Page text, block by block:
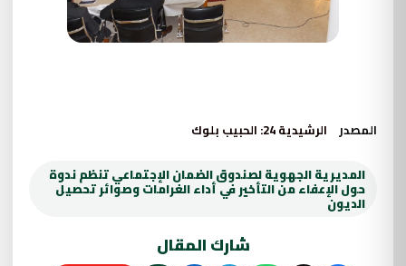
المصدر الرشيدية 24: الحبيب بلوك
المديرية الجهوية لصندوق الضمان الإجتماعي تنظم ندوة
حول الإعفاء من التأخير في أداء الغرامات وصوائر تحصيل
الديون
شارك المقال